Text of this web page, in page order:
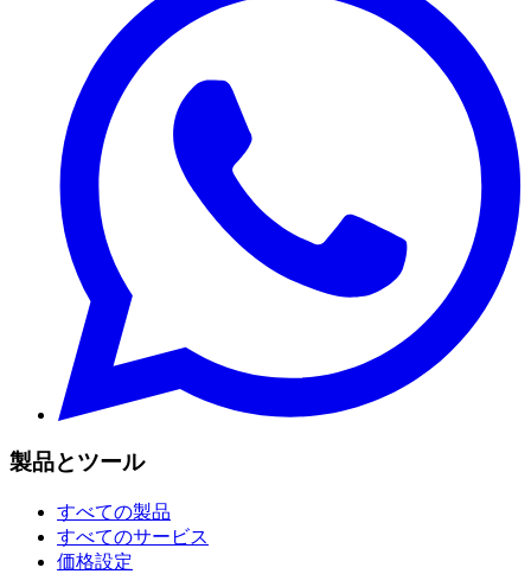
製品とツール
すべての製品
すべてのサービス
価格設定